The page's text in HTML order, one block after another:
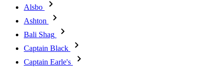
Alsbo
Ashton
Bali Shag
Captain Black
Captain Earle's